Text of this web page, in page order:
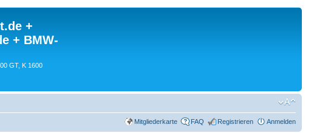
+
+ BMW-
GT, K 1600
Mitgliederkarte FAQ Registrieren Anmelden